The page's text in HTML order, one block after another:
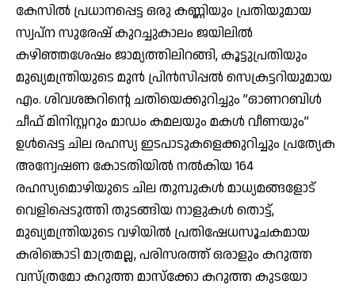
കേസില്‍ പ്രധാനപ്പെട്ട ഒരു കണ്ണിയും പ്രതിയുമായ
സ്വപ്‌ന സുരേഷ് കുറച്ചുകാലം ജയിലില്‍
കഴിഞ്ഞശേഷം ജാമ്യത്തിലിറങ്ങി, കൂട്ടുപ്രതിയും
മുഖ്യമന്ത്രിയുടെ മുന്‍ പ്രിന്‍സിപ്പല്‍ സെക്രട്ടറിയുമായ
എം. ശിവശങ്കറിന്റെ ചതിയെക്കുറിച്ചും ”ഓണറബിള്‍
ചീഫ് മിനിസ്റ്ററും മാഡം കമലയും മകള്‍ വീണയും”
ഉള്‍പ്പെട്ട ചില രഹസ്യ ഇടപാടുകളെക്കുറിച്ചും പ്രത്യേക
അന്വേഷണ കോടതിയില്‍ നല്‍കിയ 164
രഹസ്യമൊഴിയുടെ ചില തുമ്പുകള്‍ മാധ്യമങ്ങളോട്
വെളിപ്പെടുത്തി തുടങ്ങിയ നാളുകള്‍ തൊട്ട്,
മുഖ്യമന്ത്രിയുടെ വഴിയില്‍ പ്രതിഷേധസൂചകമായ
കരിങ്കൊടി മാത്രമല്ല, പരിസരത്ത് ഒരാളും കറുത്ത
വസ്ത്രമോ കറുത്ത മാസ്‌ക്കോ കറുത്ത കുടയോ